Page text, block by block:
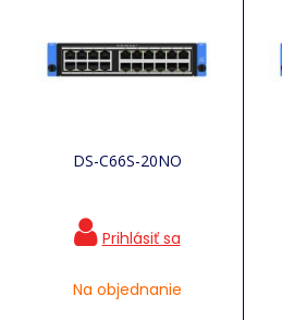
DS-C66S-20NO
Na objednanie